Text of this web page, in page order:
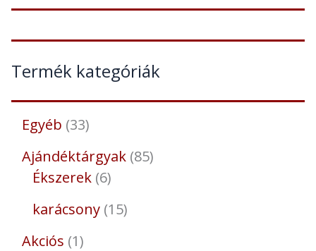
Termék kategóriák
Egyéb 33
Ajándéktárgyak 85
Ékszerek 6
karácsony 15
Akciós 1